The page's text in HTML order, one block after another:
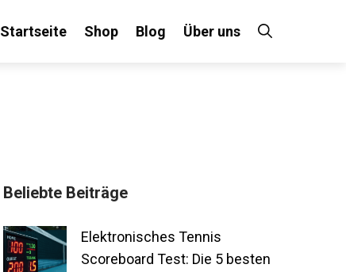
Startseite Shop Blog Über uns
Beliebte Beiträge
Elektronisches Tennis
Scoreboard Test: Die 5